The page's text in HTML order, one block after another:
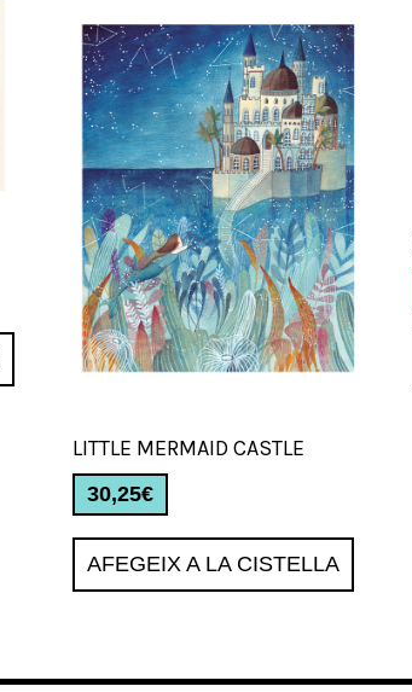
LITTLE MERMAID CASTLE
30,25€
AFEGEIX A LA CISTELLA